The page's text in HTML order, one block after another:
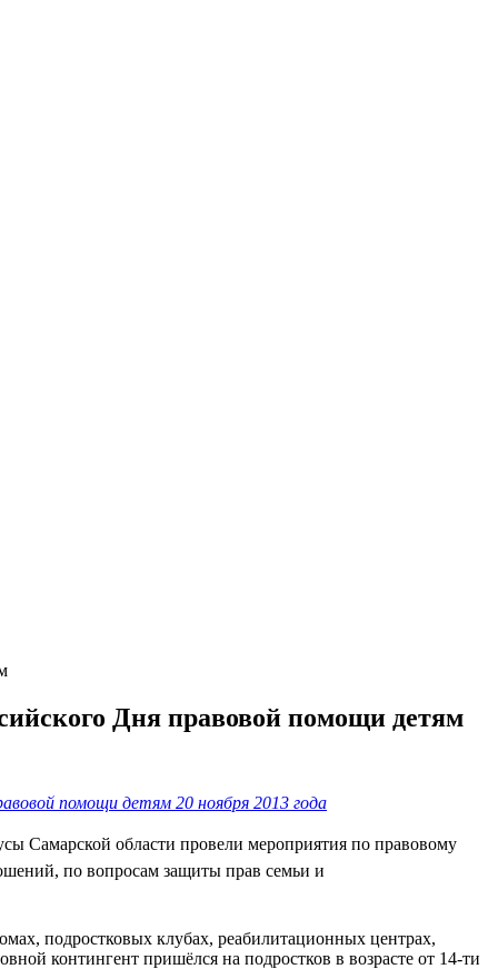
Дня правовой помощи детям
помощи детям 20 ноября 2013 года
Самарской области провели мероприятия по правовому
по вопросам защиты прав семьи и
подростковых клубах, реабилитационных центрах,
контингент пришёлся на подростков в возрасте от 14-ти